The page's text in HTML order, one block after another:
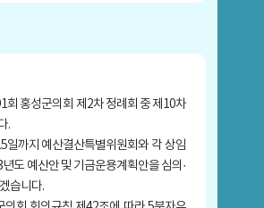
결산특별위원장 심사 보고
회 홍성군의회 제2차 정례회 중 제10차
.
일까지 예산결산특별위원회와 각 상임
도 예산안 및 기금운용계획안을 심의·
습니다.